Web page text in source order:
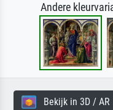
Andere
Bekijk in 3D / AR